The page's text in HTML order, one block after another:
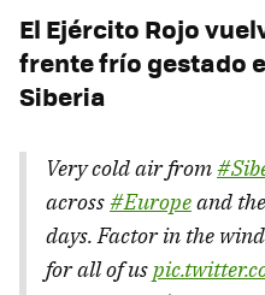
El Ejército Rojo
frente frío gestado
Siberia
Very cold air from
across#Europeand the
days. Factor in the
for all of us